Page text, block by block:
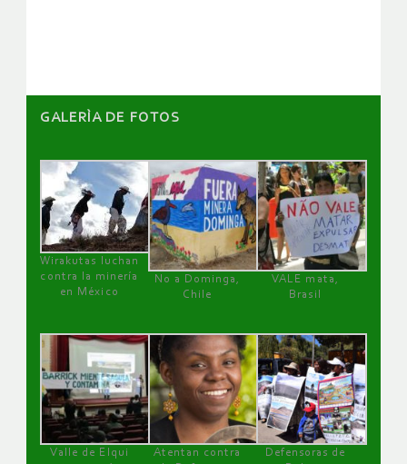
GALERÌA DE FOTOS
Wirakutas luchan
contra la minería
en México
No a Dominga,
Chile
VALE mata,
Brasil
Valle de Elqui
Atentan contra
Defensoras de